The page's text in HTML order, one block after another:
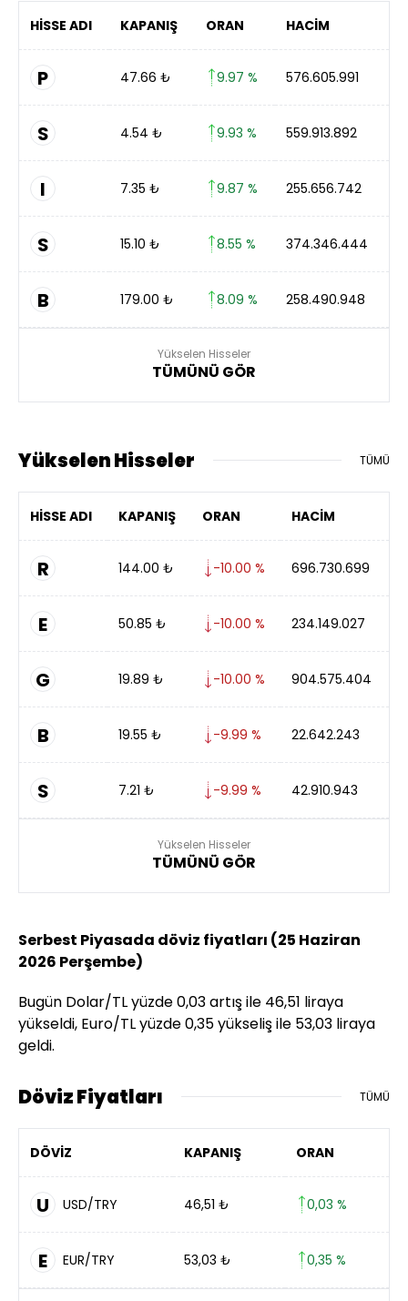
HİSSE ADI KAPANIŞ ORAN HACİM
P 47.66 ₺ 9.97 % 576.605.991
S 4.54 ₺ 9.93 % 559.913.892
I 7.35 ₺ 9.87 % 255.656.742
S 15.10 ₺ 8.55 % 374.346.444
B 179.00 ₺ 8.09 % 258.490.948
Yükselen Hisseler
TÜMÜNÜ GÖR
Yükselen Hisseler TÜMÜ
HİSSE ADI KAPANIŞ ORAN HACİM
R 144.00 ₺ -10.00 % 696.730.699
E 50.85 ₺ -10.00 % 234.149.027
G 19.89 ₺ -10.00 % 904.575.404
B 19.55 ₺ -9.99 % 22.642.243
S 7.21 ₺ -9.99 % 42.910.943
Yükselen Hisseler
TÜMÜNÜ GÖR
Serbest Piyasada döviz fiyatları (25 Haziran
2026 Perşembe)
Bugün Dolar/TL yüzde 0,03 artış ile 46,51 liraya
yükseldi, Euro/TL yüzde 0,35 yükseliş ile 53,03 liraya
geldi.
Döviz Fiyatları TÜMÜ
DÖVİZ KAPANIŞ ORAN
U USD/TRY 46,51 ₺ 0,03 %
E EUR/TRY 53,03 ₺ 0,35 %